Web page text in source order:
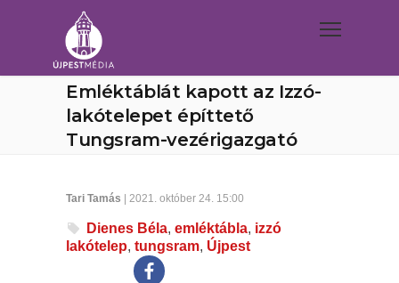
Emléktáblát kapott az Izzó-
lakótelepet építtető
Tungsram-vezérigazgató
Tari Tamás | 2021. október 24. 15:00
Dienes Béla, emléktábla, izzó
lakótelep, tungsram, Újpest